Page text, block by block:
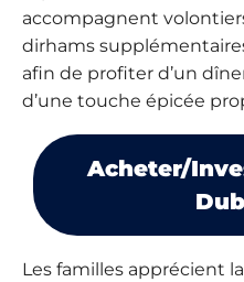
accompagnent
dirhams
afin de profiter d’un
d’une touche épicée
Acheter/
Les familles apprécient